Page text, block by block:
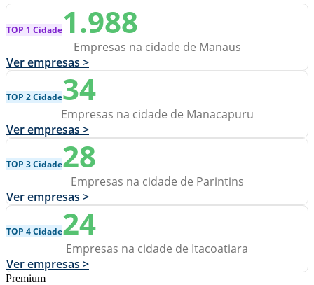
TOP 1 Cidade1.988
Empresas na cidade de Manaus
Ver empresas >
TOP 2 Cidade34
Empresas na cidade de Manacapuru
Ver empresas >
TOP 3 Cidade28
Empresas na cidade de Parintins
Ver empresas >
TOP 4 Cidade24
Empresas na cidade de Itacoatiara
Ver empresas >
Premium